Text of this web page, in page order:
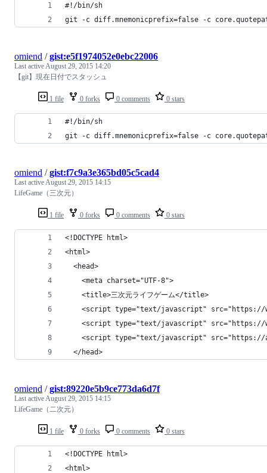
#!/bin/sh
git -c diff.mnemonicprefix=false -c
1 file 0 forks 0 comments 0 stars
omiend /gist:e5f1974052e0ebc22006
Last active August 29, 2015 14:20
【git】現在日付でスタッシュ
#!/bin/sh
git -c diff.mnemonicprefix=false -c
1 file 0 forks 0 comments 0 stars
omiend /gist:f7c9a3e365bd05c5cad4
Last active August 29, 2015 14:15
LifeGame（三次元）
<!DOCTYPE html>
<html>
  <head>
    <meta charset="UTF-8">
    <title>三次元ライフゲーム</title>
<script type="text/javascript"
<script type="text/javascript"
<script type="text/javascript"
  </head>
1 file 0 forks 0 comments 0 stars
omiend /gist:89220e5b9ce773da6d7f
Last active August 29, 2015 14:15
LifeGame（二次元）
<!DOCTYPE html>
<html>